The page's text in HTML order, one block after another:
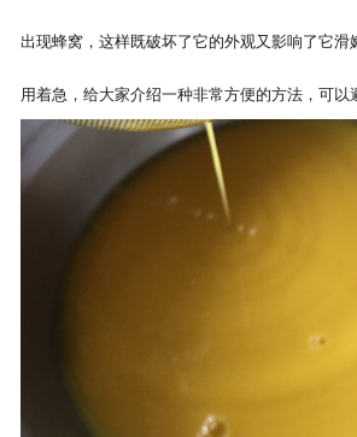
出现蜂窝，这样既破坏了它的外观又影响了它滑
用着急，给大家介绍一种非常方便的方法，可以